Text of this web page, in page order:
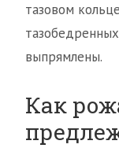
тазовом
выпрямлены.
Как